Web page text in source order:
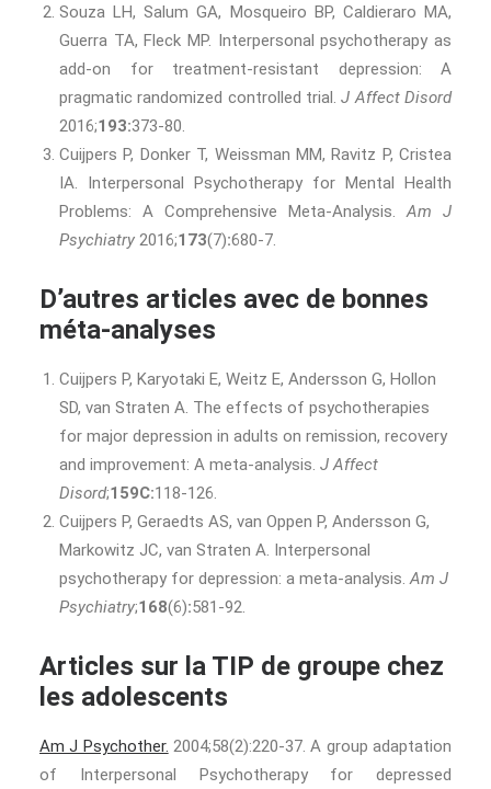
Souza LH, Salum GA, Mosqueiro BP, Caldieraro MA,
Guerra TA, Fleck MP. Interpersonal psychotherapy as
add-on for treatment-resistant depression: A
pragmatic randomized controlled trial.J Affect Disord
2016;193:373-80.
Cuijpers P, Donker T, Weissman MM, Ravitz P, Cristea
IA. Interpersonal Psychotherapy for Mental Health
Problems: A Comprehensive Meta-Analysis.Am J
Psychiatry 2016;173(7):680-7.
D’autres articles avec de bonnes
méta-analyses
Cuijpers P, Karyotaki E, Weitz E, Andersson G, Hollon
SD, van Straten A. The effects of psychotherapies
for major depression in adults on remission, recovery
and improvement: A meta-analysis. J Affect
Disord;159C:118-126.
Cuijpers P, Geraedts AS, van Oppen P, Andersson G,
Markowitz JC, van Straten A. Interpersonal
psychotherapy for depression: a meta-analysis.Am J
Psychiatry;168(6):581-92.
Articles sur la TIP de groupe chez
les adolescents
Am J Psychother. 2004;58(2):220-37. A group adaptation
of Interpersonal Psychotherapy for depressed